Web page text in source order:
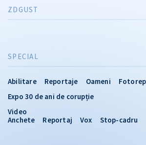
SPECIAL
Abilitare Reportaje Oameni
Expo 30 de ani de corupție
Video
Anchete
Reportaj Vox Stop-cadru
ZDGUST